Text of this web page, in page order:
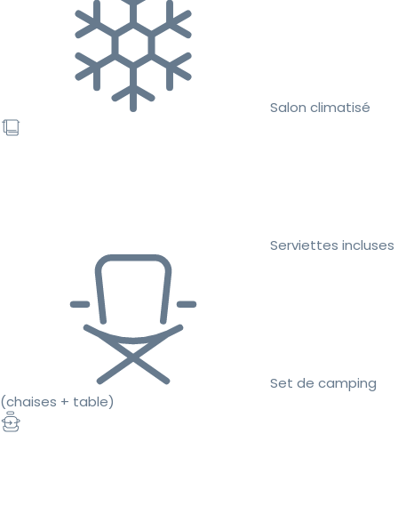
Salon climatisé
Serviettes incluses
Set de camping
(chaises + table)